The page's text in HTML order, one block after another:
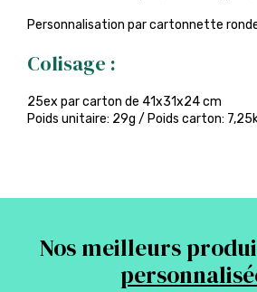
Personnalisation par cartonnette
Colisage :
25ex par carton de 41x31x24 cm
Poids unitaire: 29g / Poids carton:
Nos meilleurs